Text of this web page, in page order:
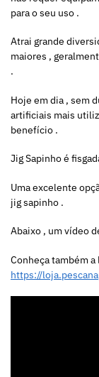
para o seu uso .
Atrai grande
maiores ,
.
Hoje em dia , sem
artificiais mais
benefício .
Jig Sapinho é
Uma excelente
jig sapinho .
Abaixo , um vídeo
Conheça também
https://